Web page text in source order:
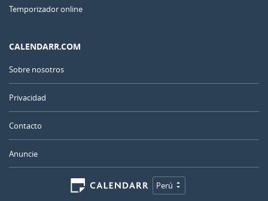
Temporizador online
CALENDARR.COM
Sobre nosotros
Privacidad
Contacto
Anuncie
Perú